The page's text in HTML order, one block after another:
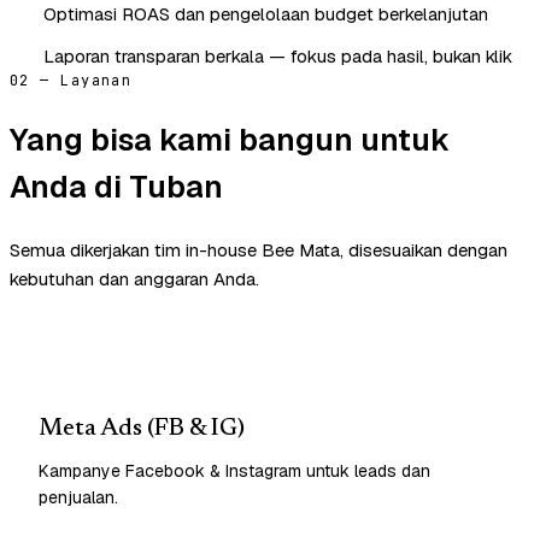
Optimasi ROAS dan pengelolaan budget berkelanjutan
Laporan transparan berkala — fokus pada hasil, bukan klik
02 — Layanan
Yang bisa kami bangun untuk
Anda di Tuban
Semua dikerjakan tim in-house Bee Mata, disesuaikan dengan
kebutuhan dan anggaran Anda.
Meta Ads (FB & IG)
Kampanye Facebook & Instagram untuk leads dan
penjualan.